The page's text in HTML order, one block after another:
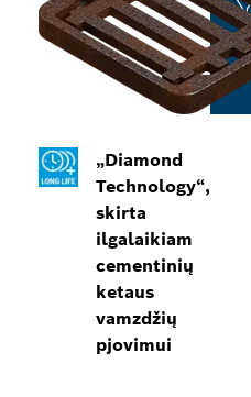
„Diamond
Technology“,
skirta
ilgalaikiam
cementinių
ketaus
vamzdžių
pjovimui